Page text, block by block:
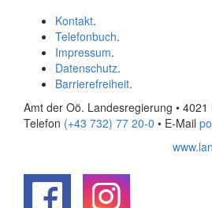
Kontakt.
Telefonbuch.
Impressum.
Datenschutz.
Barrierefreiheit.
Amt der Oö. Landesregierung •
Telefon (+43 732) 77 20-0 • E-Mail